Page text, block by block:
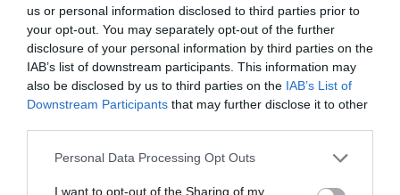
us or personal information disclosed to third parties prior to
your opt-out. You may separately opt-out of the further
disclosure of your personal information by third parties on the
IAB’s list of downstream participants. This information may
also be disclosed by us to third parties on the IAB’s List of
Downstream Participants that may further disclose it to other
Please note that this website/app uses one or more Google
not limited to your visit or usage behaviour. You may click to
Personal Data Processing Opt Outs
I want to opt-out of the Sharing of my
06.08.2026
Τα τρία προϊόντα που ξεχωρίζουν στις
ελληνικές εξαγωγές τροφίμων